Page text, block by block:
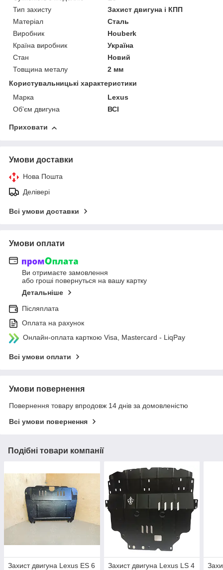
Тип захисту
Захист двигуна і КПП
Матеріал
Сталь
Виробник
Houberk
Країна виробник
Україна
Стан
Новий
Товщина металу
2 мм
Користувальницькі характеристики
Марка
Lexus
Об'єм двигуна
ВСІ
Приховати
Умови доставки
Нова Пошта
Делівері
Всі умови доставки
Умови оплати
Ви отримаєте замовлення
або гроші повернуться на вашу картку
Детальніше
Післяплата
Оплата на рахунок
Онлайн-оплата карткою Visa, Mastercard - LiqPay
Всі умови оплати
Умови повернення
Повернення товару впродовж 14 днів за домовленістю
Всі умови повернення
Подібні товари компанії
Захист двигуна Lexus ES 6
Захист двигуна Lexus LS 4